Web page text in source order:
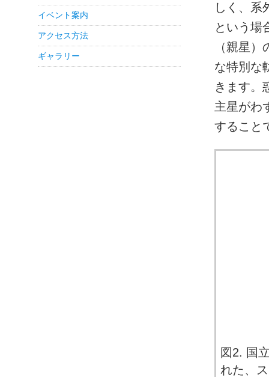
しく、系
という場
（親星
な特別な
きます。
主星がわ
すること
図2. 国
れた、
イベント案内
アクセス方法
ギャラリー